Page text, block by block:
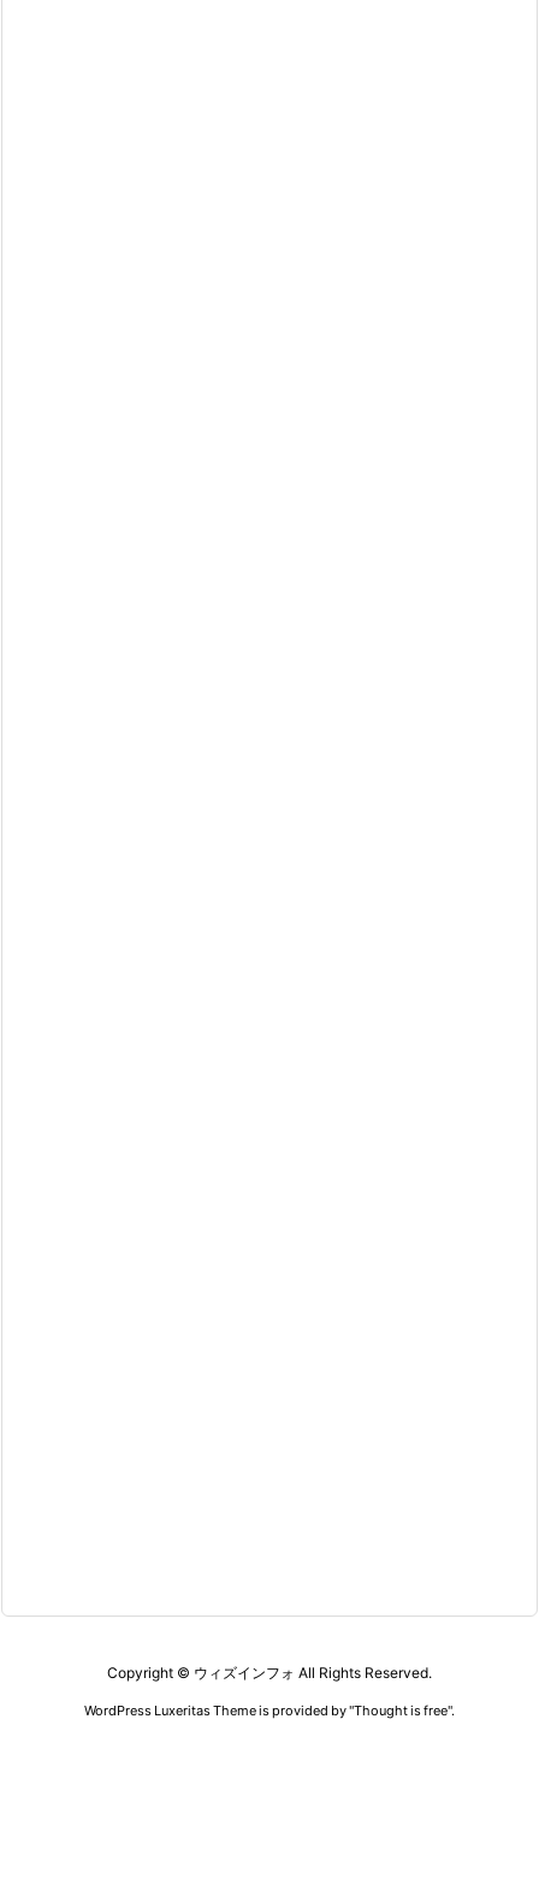
Copyright © ウィズインフォ All Rights Reserved.
WordPress Luxeritas Theme is provided by "Thought is free".